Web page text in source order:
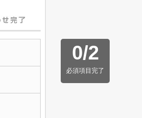
0/2
必須項目完了